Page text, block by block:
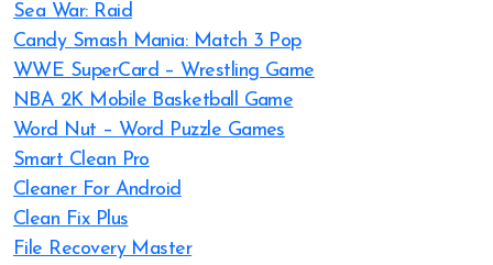
Sea War: Raid
Candy Smash Mania: Match 3 Pop
WWE SuperCard – Wrestling Game
NBA 2K Mobile Basketball Game
Word Nut – Word Puzzle Games
Smart Clean Pro
Cleaner For Android
Clean Fix Plus
File Recovery Master